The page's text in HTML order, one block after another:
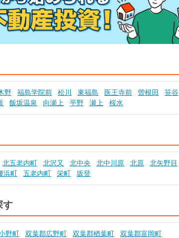
野 福島学院前 松川 東福島 医王寺前 曽根田
笹谷
飯坂温泉 向瀬上 平野 瀬上 桜水
北五老内町 北沢又 北中央 北中川原 北原 北矢野目
浜町 五老内町 栄町 坂登
す
野町 双葉郡広野町 双葉郡楢葉町
双葉郡富岡町